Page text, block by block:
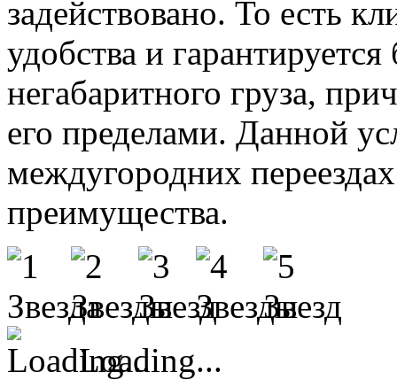
задействовано. То есть
удобства и
негабаритного груза,
его пределами. Данной
междугородних
преимущества.
Loading...